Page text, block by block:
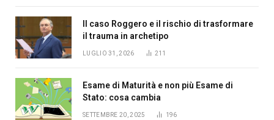
Il caso Roggero e il rischio di trasformare
il trauma in archetipo
LUGLIO 31, 2026 211
Esame di Maturità e non più Esame di
Stato: cosa cambia
SETTEMBRE 20, 2025 196